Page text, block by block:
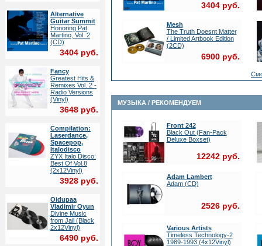
Alternative
Guitar Summit
Honoring Pat
Martino, Vol. 2
(CD)
3404 руб.
Fancy
Greatest Hits &
Remixes Vol. 2 -
Radio Versions
(Vinyl)
3648 руб.
Compilation:
Laserdance,
Spacepop,
Italodisco
ZYX Italo Disco:
Best Of Vol.8
(2x12Vinyl)
3928 руб.
Oidupaa
Vladimir Oyun
Divine Music
from Jail (Black
2x12Vinyl)
6490 руб.
3404 руб.
Mesh
The Truth Doesnt Matter
/ Limited Artbook Edition
(2CD)
6900 руб.
МУЗЫКА / РЕКОМЕНДУЕМ
Front 242
Black Out (Fan-Pack
Deluxe Boxset)
12242 руб.
Adam Lambert
Adam (CD)
2526 руб.
Various Artists
Timeless Technology-2
1989-1993 (4x12Vinyl)